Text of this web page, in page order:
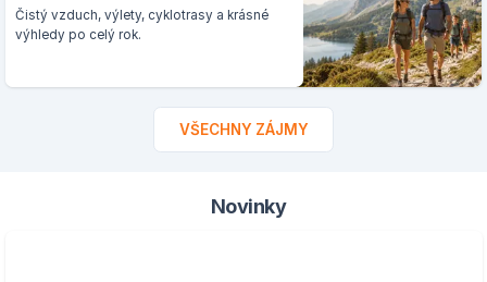
Čistý vzduch, výlety, cyklotrasy a krásné
výhledy po celý rok.
VŠECHNY ZÁJMY
Novinky